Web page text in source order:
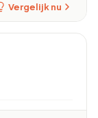
Vergelijk nu